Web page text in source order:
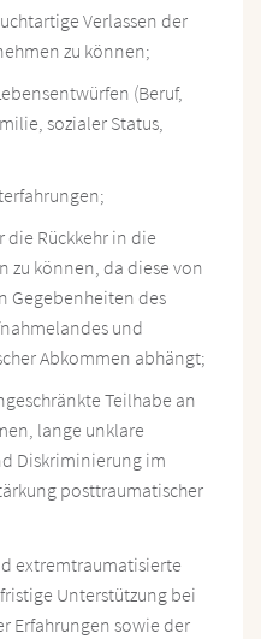
Verlassen der
zu können;
(Beruf,
sozialer Status,
Rückkehr in die
zu können, da diese von
Gegebenheiten des
und
Abkommen abhängt;
Teilhabe an
lange unklare
Diskriminierung im
posttraumatischer
extremtraumatisierte
Unterstützung bei
Erfahrungen sowie der